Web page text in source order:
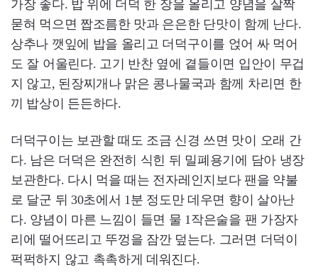
가장 좋다. 밥 위에 더덕 한 장을 올리고 양념을 살짝
묻혀 먹으면 짭조름한 맛과 은은한 단맛이 함께 난다.
상추나 깻잎에 밥을 올리고 더덕구이를 얹어 싸 먹어
도 잘 어울린다. 고기 반찬 옆에 곁들이면 입안이 무겁
지 않고, 된장찌개나 맑은 콩나물국과 함께 차리면 한
끼 밥상이 든든하다.
더덕구이는 보관할 때도 조금 신경 쓰면 맛이 오래 간
다. 남은 더덕은 완전히 식힌 뒤 밀폐용기에 담아 냉장
보관한다. 다시 먹을 때는 전자레인지보다 팬을 약불
로 달군 뒤 30초에서 1분 정도만 데우면 향이 살아난
다. 양념이 마른 느낌이 들면 물 1작은술을 팬 가장자
리에 떨어뜨리고 뚜껑을 잠깐 덮는다. 그러면 더덕이
퍽퍽하지 않고 촉촉하게 데워진다.